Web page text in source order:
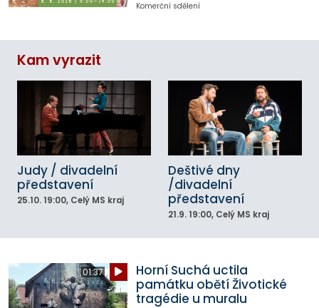
Komerční sdělení
Kam vyrazit
Judy / divadelní
představení
25.10. 19:00, Celý MS kraj
Deštivé dny
/divadelní
představení
21.9. 19:00, Celý MS kraj
01:37
Horní Suchá uctila
památku obětí Životické
tragédie u muralu